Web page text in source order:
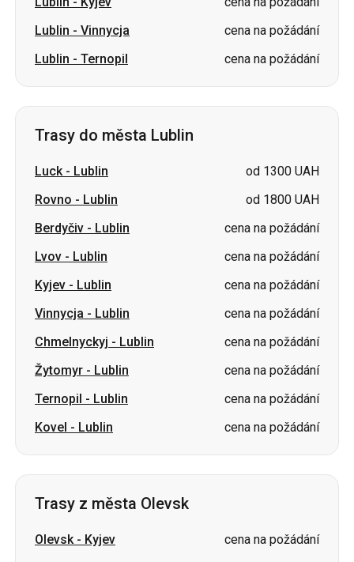
Trasy do města Lublin
Luck-Lublin
od 1300 UAH
Berdyčiv-Lublin
Lvov-Lublin
cena na požádání
Kyjev-Lublin
cena na požádání
Vinnycja-Lublin
cena na požádání
Chmelnyckyj
cena na požádání
Žytomyr-Lublin
cena na požádání
Ternopil-Lublin
cena na požádání
Kovel-Lublin cena na požádání
Trasy z města Olevsk
Olevsk-Kyjev
cena na požádání
Olevsk -Kramatorsk
Olevsk-Korosteň
cena na požádání